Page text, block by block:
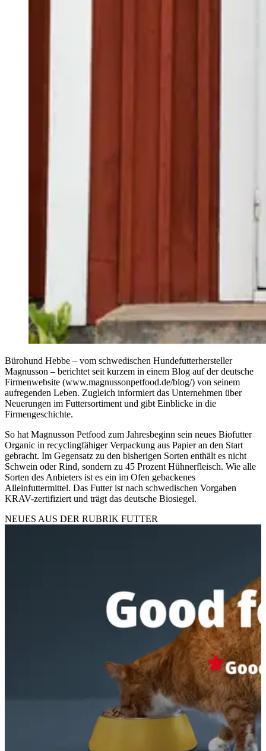
Bürohund Hebbe – vom schwedischen Hundefutterhersteller
Magnusson – berichtet seit kurzem in einem Blog auf der deutsche
Firmenwebsite (www.magnussonpetfood.de/blog/) von seinem
aufregenden Leben. Zugleich informiert das Unternehmen über
Neuerungen im Futtersortiment und gibt Einblicke in die
Firmengeschichte.
So hat Magnusson Petfood zum Jahresbeginn sein neues Biofutter
Organic in recyclingfähiger Verpackung aus Papier an den Start
gebracht. Im Gegensatz zu den bisherigen Sorten enthält es nicht
Schwein oder Rind, sondern zu 45 Prozent Hühnerfleisch. Wie alle
Sorten des Anbieters ist es ein im Ofen gebackenes
Alleinfuttermittel. Das Futter ist nach schwedischen Vorgaben
KRAV-zertifiziert und trägt das deutsche Biosiegel.
NEUES AUS DER RUBRIK FUTTER